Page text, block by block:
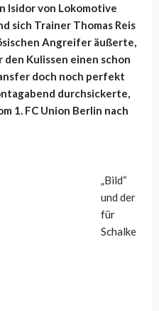
Isidor von Lokomotive
sich Trainer Thomas Reis
Angreifer äußerte,
den Kulissen einen schon
doch noch perfekt
durchsickerte,
1. FC Union Berlin nach
„Bild“
und der
für
Schalke